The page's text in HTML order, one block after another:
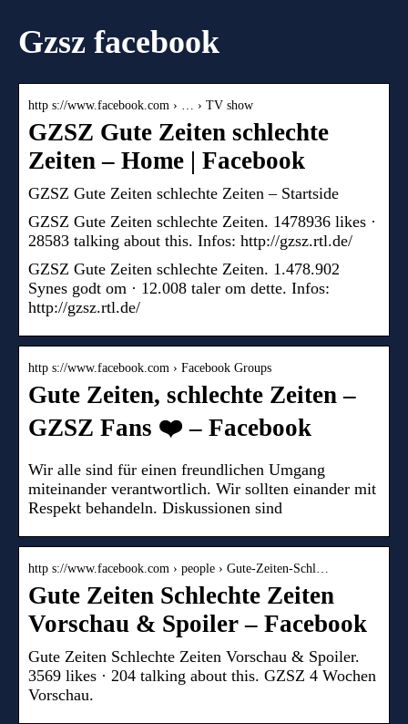
Gzsz facebook
http s://www.facebook.com › … › TV show
GZSZ Gute Zeiten schlechte
Zeiten – Home | Facebook
GZSZ Gute Zeiten schlechte Zeiten – Startside
GZSZ Gute Zeiten schlechte Zeiten. 1478936 likes ·
28583 talking about this. Infos: http://gzsz.rtl.de/
GZSZ Gute Zeiten schlechte Zeiten. 1.478.902
Synes godt om · 12.008 taler om dette. Infos:
http://gzsz.rtl.de/
http s://www.facebook.com › Facebook Groups
Gute Zeiten, schlechte Zeiten –
GZSZ Fans ❤️ – Facebook
Wir alle sind für einen freundlichen Umgang
miteinander verantwortlich. Wir sollten einander mit
Respekt behandeln. Diskussionen sind
http s://www.facebook.com › people › Gute-Zeiten-Schl…
Gute Zeiten Schlechte Zeiten
Vorschau & Spoiler – Facebook
Gute Zeiten Schlechte Zeiten Vorschau & Spoiler.
3569 likes · 204 talking about this. GZSZ 4 Wochen
Vorschau.